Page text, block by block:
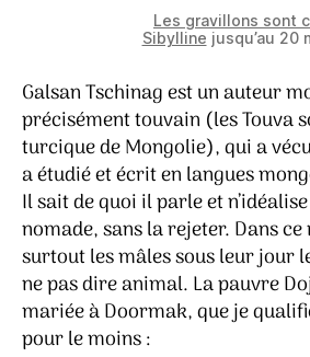
Les gravillons sont
Sibylline jusqu’au 20
Galsan Tschinag est un auteur
précisément touvain (les Touva
turcique de Mongolie), qui a
a étudié et écrit en langues
Il sait de quoi il parle et
nomade, sans la rejeter. Dans
surtout les mâles sous leur jour
ne pas dire animal. La pauvre
mariée à Doormak, que je
pour le moins :